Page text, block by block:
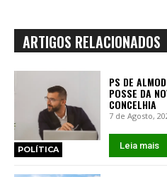
ARTIGOS RELACIONADOS
POLÍTICA
PS DE
POSSE DA
CONCELHIA
7 de Agosto,
Leia mais